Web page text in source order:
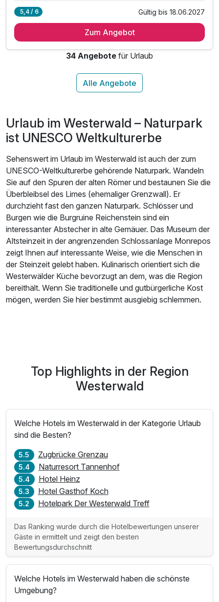
2 x Frühstücksvariationen vom reichhaltigen Büffet
1 x Begrüßungsdrink und auf Wunsch Hausführung
inkl. Bademantel & Saunatuch auf dem Zimmer
inkl. Teilnahme am wechselnden Vita-Programm
inkl. Wanderkarten und Rucksack leihweise
inkl. WLAN
5,4 / 6 Gültig bis 18.06.2027
Zum Angebot
34 Angebote für Urlaub
Urlaub im Westerwald – Naturpark
ist UNESCO Weltkulturerbe
Sehenswert im Urlaub im Westerwald ist auch der zum
UNESCO-Weltkulturerbe gehörende Naturpark. Wandeln
Sie auf den Spuren der alten Römer und bestaunen Sie die
Überbleibsel des Limes (ehemaliger Grenzwall). Er
durchzieht fast den ganzen Naturpark. Schlösser und
Burgen wie die Burgruine Reichenstein sind ein
interessanter Abstecher in alte Gemäuer. Das Museum der
Altsteinzeit in der angrenzenden Schlossanlage Monrepos
zeigt Ihnen auf interessante Weise, wie die Menschen in
der Steinzeit gelebt haben. Kulinarisch orientiert sich die
Westerwälder Küche bevorzugt an dem, was die Region
bereithält. Wenn Sie traditionelle und gutbürgerliche Kost
mögen, werden Sie hier bestimmt ausgiebig schlemmen.
Top Highlights in der Region
Westerwald
Welche Hotels im Westerwald in der Kategorie Urlaub
sind die Besten?
5.5 Zugbrücke Grenzau
5.4 Naturresort Tannenhof
5.4 Hotel Heinz
5.3 Hotel Gasthof Koch
5.2 Hotelpark Der Westerwald Treff
Das Ranking wurde durch die Hotelbewertungen unserer
Gäste in ermittelt und zeigt den besten
Bewertungsdurchschnitt
Welche Hotels im Westerwald haben die schönste
Umgebung?